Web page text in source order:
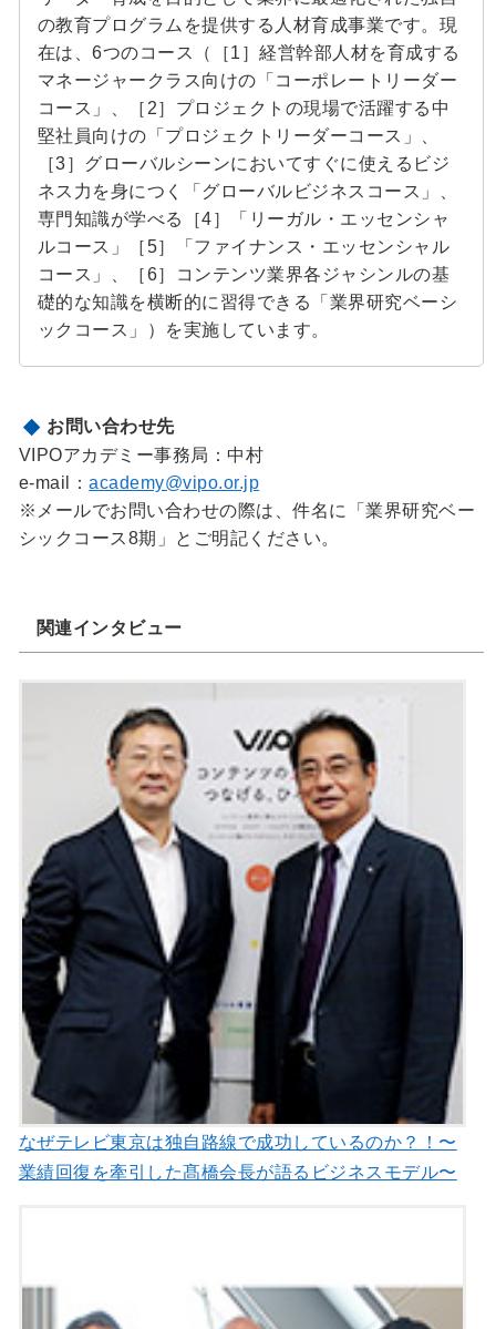
の教育プログラムを提供する人材育成事業です。現
在は、6つのコース（［1］経営幹部人材を育成する
マネージャークラス向けの「コーポレートリーダー
コース」、［2］プロジェクトの現場で活躍する中
堅社員向けの「プロジェクトリーダーコース」、
［3］グローバルシーンにおいてすぐに使えるビジ
ネス力を身につく「グローバルビジネスコース」、
専門知識が学べる［4］「リーガル・エッセンシャ
ルコース」［5］「ファイナンス・エッセンシャル
コース」、［6］コンテンツ業界各ジャシンルの基
礎的な知識を横断的に習得できる「業界研究ベーシ
ックコース」）を実施しています。
お問い合わせ先
VIPOアカデミー事務局：中村
e-mail：academy@vipo.or.jp
※メールでお問い合わせの際は、件名に「業界研究ベー
シックコース8期」とご明記ください。
関連インタビュー
なぜテレビ東京は独自路線で成功しているのか？！〜
業績回復を牽引した髙橋会長が語るビジネスモデル〜